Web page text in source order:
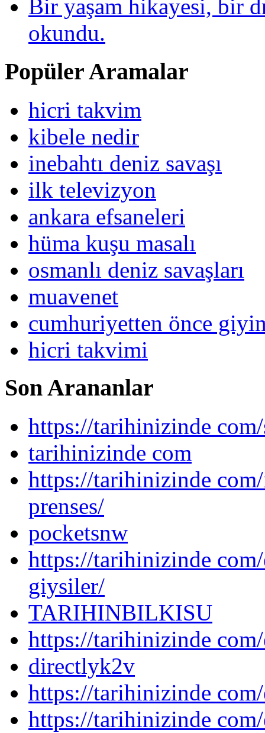
Bir yaşam hikayesi, bir
okundu.
Popüler Aramalar
hicri takvim
kibele nedir
inebahtı deniz savaşı
ilk televizyon
ankara efsaneleri
hüma kuşu masalı
osmanlı deniz savaşları
muavenet
cumhuriyetten önce
hicri takvimi
Son Arananlar
https://tarihinizinde
tarihinizinde com
https://tarihinizinde
prenses/
pocketsnw
https://tarihinizinde
giysiler/
TARIHINBILKISU
https://tarihinizinde
directlyk2v
https://tarihinizinde
https://tarihinizinde